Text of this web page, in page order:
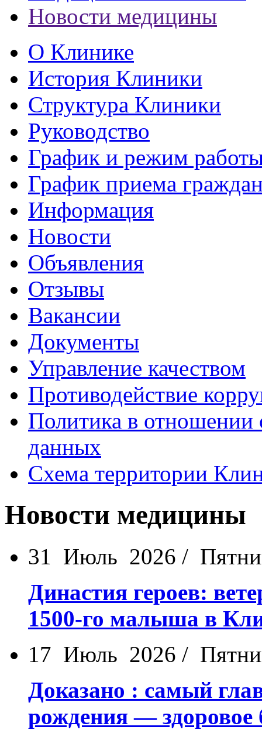
Новости медицины
О Клинике
История Клиники
Структура Клиники
Руководство
График и режим
График приема
Информация
Новости
Объявления
Отзывы
Вакансии
Документы
Управление качеством
Противодействие
Политика в отношении
данных
Схема территории
Новости медицины
31 Июль 2026 /
Династия героев:
1500-го малыша в
17 Июль 2026 /
Доказано : самый
рождения — здоровое